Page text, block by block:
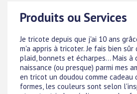
Produits ou Services
Je tricote depuis que j'ai 10 ans
m'a appris à tricoter. Je fais bien
plaid, bonnets et écharpes... Mais à
naissance (ou presque) parmi mes
en tricot un doudou comme cadeau
formes, les couleurs sont selon